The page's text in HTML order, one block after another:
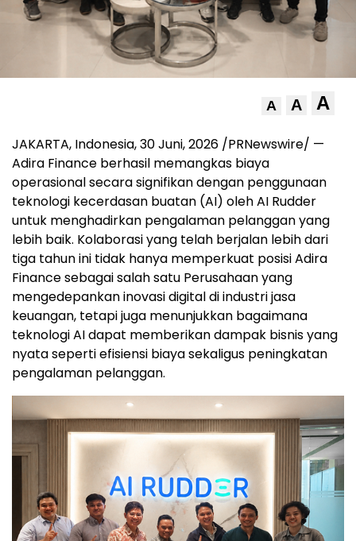
A A A
JAKARTA, Indonesia,30 Juni, 2026 /PRNewswire/ —
Adira Finance berhasil memangkas biaya
operasional secara signifikan dengan penggunaan
teknologi kecerdasan buatan (AI) oleh AI Rudder
untuk menghadirkan pengalaman pelanggan yang
lebih baik. Kolaborasi yang telah berjalan lebih dari
tiga tahun ini tidak hanya memperkuat posisi Adira
Finance sebagai salah satu Perusahaan yang
mengedepankan inovasi digital di industri jasa
keuangan, tetapi juga menunjukkan bagaimana
teknologi AI dapat memberikan dampak bisnis yang
nyata seperti efisiensi biaya sekaligus peningkatan
pengalaman pelanggan.